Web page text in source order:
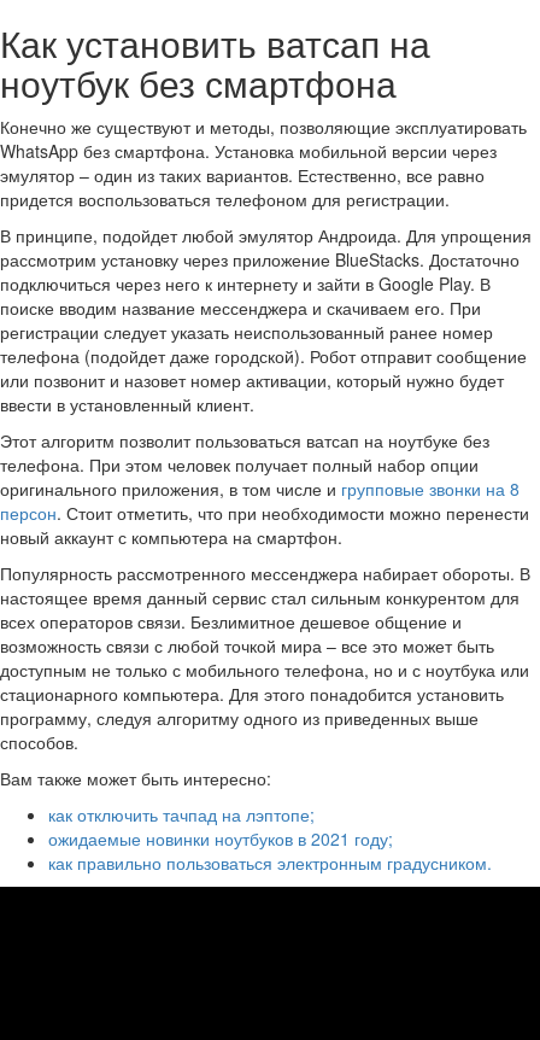
Как установить ватсап на
ноутбук без смартфона
Конечно же существуют и методы, позволяющие эксплуатировать
WhatsApp без смартфона. Установка мобильной версии через
эмулятор – один из таких вариантов. Естественно, все равно
придется воспользоваться телефоном для регистрации.
В принципе, подойдет любой эмулятор Андроида. Для упрощения
рассмотрим установку через приложение BlueStacks. Достаточно
подключиться через него к интернету и зайти в Google Play. В
поиске вводим название мессенджера и скачиваем его. При
регистрации следует указать неиспользованный ранее номер
телефона (подойдет даже городской). Робот отправит сообщение
или позвонит и назовет номер активации, который нужно будет
ввести в установленный клиент.
Этот алгоритм позволит пользоваться ватсап на ноутбуке без
телефона. При этом человек получает полный набор опции
оригинального приложения, в том числе и групповые звонки на 8
персон. Стоит отметить, что при необходимости можно перенести
новый аккаунт с компьютера на смартфон.
Популярность рассмотренного мессенджера набирает обороты. В
настоящее время данный сервис стал сильным конкурентом для
всех операторов связи. Безлимитное дешевое общение и
возможность связи с любой точкой мира – все это может быть
доступным не только с мобильного телефона, но и с ноутбука или
стационарного компьютера. Для этого понадобится установить
программу, следуя алгоритму одного из приведенных выше
способов.
Вам также может быть интересно:
как отключить тачпад на лэптопе;
ожидаемые новинки ноутбуков в 2021 году;
как правильно пользоваться электронным градусником.